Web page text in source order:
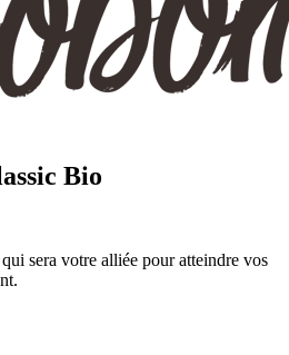
Bio
sera votre alliée pour atteindre vos